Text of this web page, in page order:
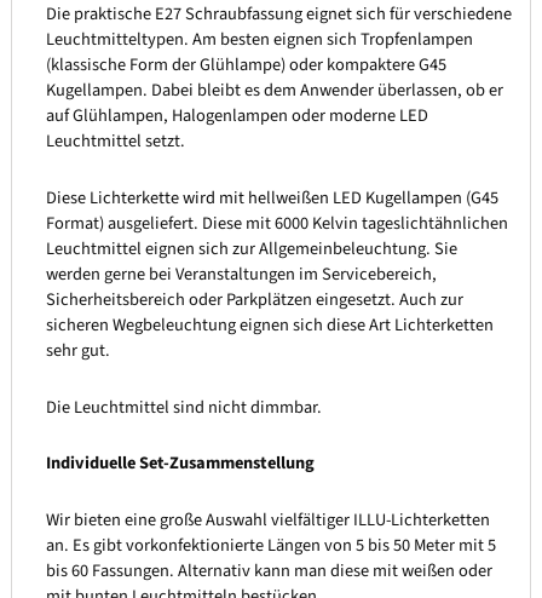
Die praktische E27 Schraubfassung eignet sich für verschiedene
Leuchtmitteltypen. Am besten eignen sich Tropfenlampen
(klassische Form der Glühlampe) oder kompaktere G45
Kugellampen. Dabei bleibt es dem Anwender überlassen, ob er
auf Glühlampen, Halogenlampen oder moderne LED
Leuchtmittel setzt.
Diese Lichterkette wird mit hellweißen LED Kugellampen (G45
Format) ausgeliefert. Diese mit 6000 Kelvin tageslichtähnlichen
Leuchtmittel eignen sich zur Allgemeinbeleuchtung. Sie
werden gerne bei Veranstaltungen im Servicebereich,
Sicherheitsbereich oder Parkplätzen eingesetzt. Auch zur
sicheren Wegbeleuchtung eignen sich diese Art Lichterketten
sehr gut.
Die Leuchtmittel sind nicht dimmbar.
Individuelle Set-Zusammenstellung
Wir bieten eine große Auswahl vielfältiger ILLU-Lichterketten
an. Es gibt vorkonfektionierte Längen von 5 bis 50 Meter mit 5
bis 60 Fassungen. Alternativ kann man diese mit weißen oder